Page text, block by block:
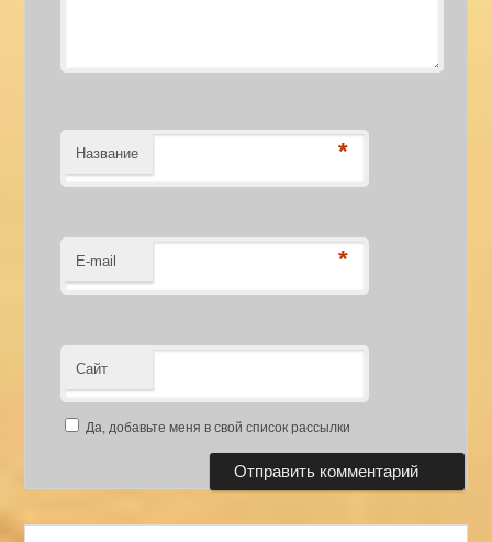
Название *
E-mail *
Сайт
Да, добавьте меня в свой список рассылки